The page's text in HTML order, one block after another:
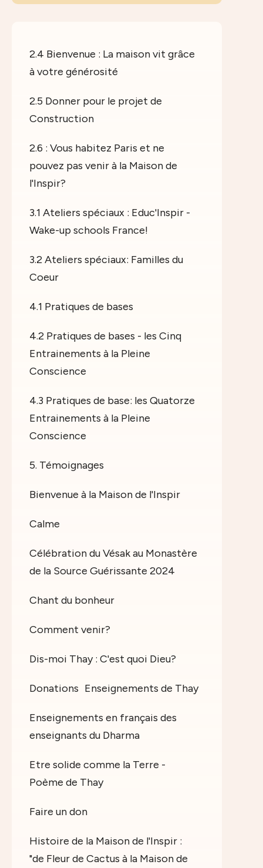
2.4 Bienvenue : La maison vit grâce
à votre générosité
2.5 Donner pour le projet de
Construction
2.6 : Vous habitez Paris et ne
pouvez pas venir à la Maison de
l'Inspir?
3.1 Ateliers spéciaux : Educ'Inspir -
Wake-up schools France!
3.2 Ateliers spéciaux: Familles du
Coeur
4.1 Pratiques de bases
4.2 Pratiques de bases - les Cinq
Entrainements à la Pleine
Conscience
4.3 Pratiques de base: les Quatorze
Entrainements à la Pleine
Conscience
5. Témoignages
Bienvenue à la Maison de l'Inspir
Calme
Célébration du Vésak au Monastère
de la Source Guérissante 2024
Chant du bonheur
Comment venir?
Dis-moi Thay : C'est quoi Dieu?
Donations Enseignements de Thay
Enseignements en français des
enseignants du Dharma
Etre solide comme la Terre -
Poème de Thay
Faire un don
Histoire de la Maison de l'Inspir :
"de Fleur de Cactus à la Maison de